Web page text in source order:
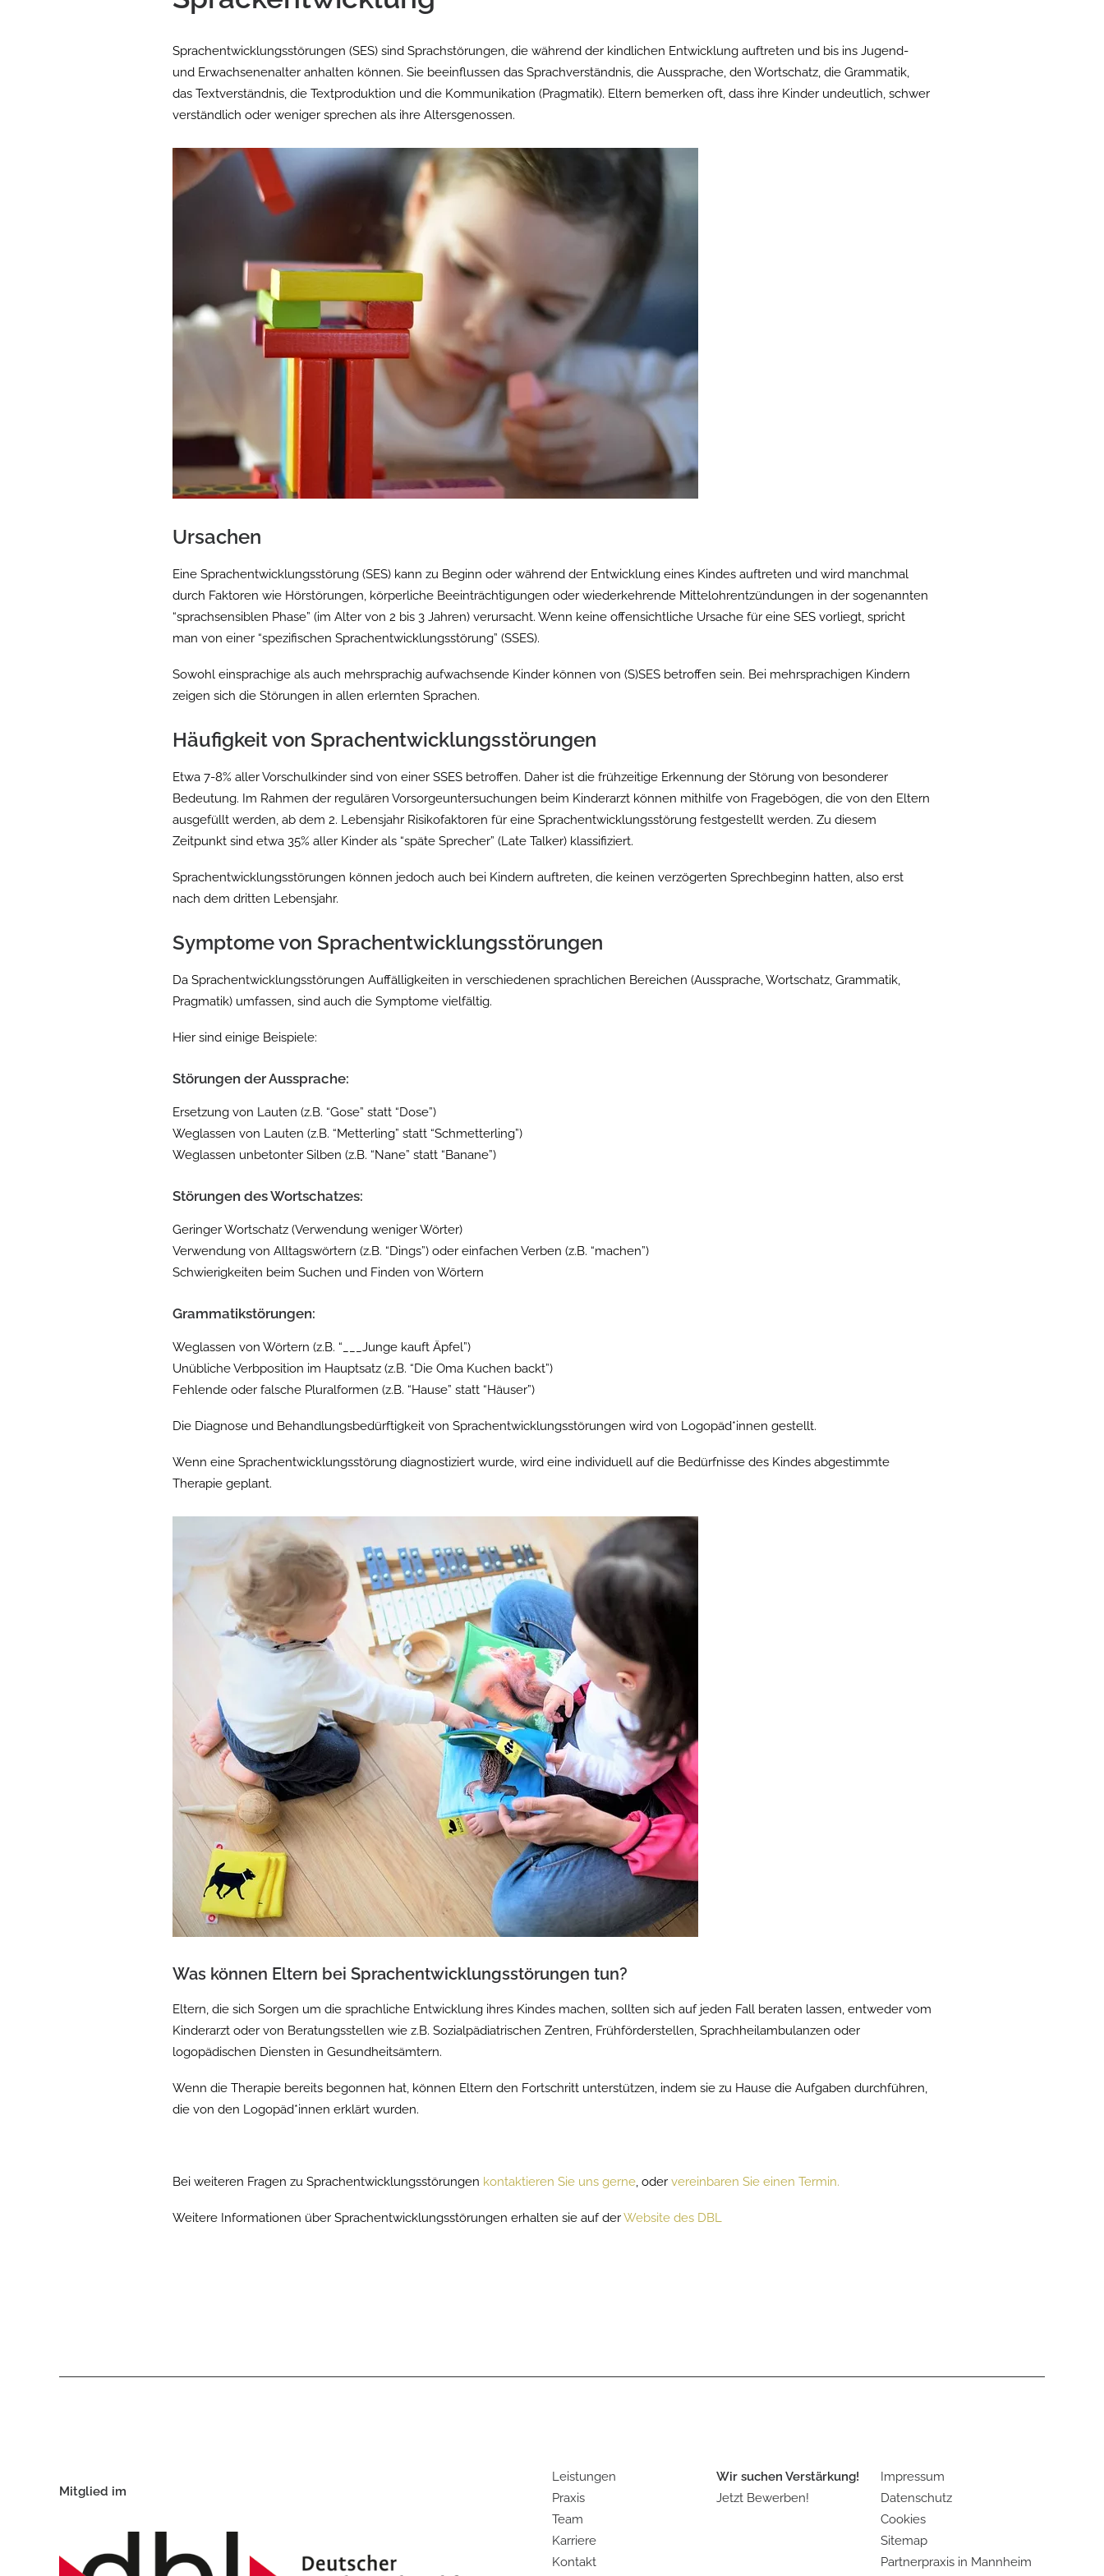
Sprachentwicklungsstörungen (SES) sind Sprachstörungen, die während der kindlichen Entwicklung auftreten und bis ins Jugend-
und Erwachsenenalter anhalten können. Sie beeinflussen das Sprachverständnis, die Aussprache, den Wortschatz, die Grammatik,
das Textverständnis, die Textproduktion und die Kommunikation (Pragmatik). Eltern bemerken oft, dass ihre Kinder undeutlich, schwer
verständlich oder weniger sprechen als ihre Altersgenossen.
Ursachen
Eine Sprachentwicklungsstörung (SES) kann zu Beginn oder während der Entwicklung eines Kindes auftreten und wird manchmal
durch Faktoren wie Hörstörungen, körperliche Beeinträchtigungen oder wiederkehrende Mittelohrentzündungen in der sogenannten
“sprachsensiblen Phase” (im Alter von 2 bis 3 Jahren) verursacht. Wenn keine offensichtliche Ursache für eine SES vorliegt, spricht
man von einer “spezifischen Sprachentwicklungsstörung” (SSES).
Sowohl einsprachige als auch mehrsprachig aufwachsende Kinder können von (S)SES betroffen sein. Bei mehrsprachigen Kindern
zeigen sich die Störungen in allen erlernten Sprachen.
Häufigkeit von Sprachentwicklungsstörungen
Etwa 7-8% aller Vorschulkinder sind von einer SSES betroffen. Daher ist die frühzeitige Erkennung der Störung von besonderer
Bedeutung. Im Rahmen der regulären Vorsorgeuntersuchungen beim Kinderarzt können mithilfe von Fragebögen, die von den Eltern
ausgefüllt werden, ab dem 2. Lebensjahr Risikofaktoren für eine Sprachentwicklungsstörung festgestellt werden. Zu diesem
Zeitpunkt sind etwa 35% aller Kinder als “späte Sprecher” (Late Talker) klassifiziert.
Sprachentwicklungsstörungen können jedoch auch bei Kindern auftreten, die keinen verzögerten Sprechbeginn hatten, also erst
nach dem dritten Lebensjahr.
Symptome von Sprachentwicklungsstörungen
Da Sprachentwicklungsstörungen Auffälligkeiten in verschiedenen sprachlichen Bereichen (Aussprache, Wortschatz, Grammatik,
Pragmatik) umfassen, sind auch die Symptome vielfältig.
Hier sind einige Beispiele:
Störungen der Aussprache:
Ersetzung von Lauten (z.B. “Gose” statt “Dose”)
Weglassen von Lauten (z.B. “Metterling” statt “Schmetterling”)
Weglassen unbetonter Silben (z.B. “Nane” statt “Banane”)
Störungen des Wortschatzes:
Geringer Wortschatz (Verwendung weniger Wörter)
Verwendung von Alltagswörtern (z.B. “Dings”) oder einfachen Verben (z.B. “machen”)
Schwierigkeiten beim Suchen und Finden von Wörtern
Grammatikstörungen:
Weglassen von Wörtern (z.B. “___Junge kauft Äpfel”)
Unübliche Verbposition im Hauptsatz (z.B. “Die Oma Kuchen backt”)
Fehlende oder falsche Pluralformen (z.B. “Hause” statt “Häuser”)
Die Diagnose und Behandlungsbedürftigkeit von Sprachentwicklungsstörungen wird von Logopäd*innen gestellt.
Wenn eine Sprachentwicklungsstörung diagnostiziert wurde, wird eine individuell auf die Bedürfnisse des Kindes abgestimmte
Therapie geplant.
Was können Eltern bei Sprachentwicklungsstörungen tun?
Eltern, die sich Sorgen um die sprachliche Entwicklung ihres Kindes machen, sollten sich auf jeden Fall beraten lassen, entweder vom
Kinderarzt oder von Beratungsstellen wie z.B. Sozialpädiatrischen Zentren, Frühförderstellen, Sprachheilambulanzen oder
logopädischen Diensten in Gesundheitsämtern.
Wenn die Therapie bereits begonnen hat, können Eltern den Fortschritt unterstützen, indem sie zu Hause die Aufgaben durchführen,
die von den Logopäd*innen erklärt wurden.
Bei weiteren Fragen zu Sprachentwicklungsstörungen kontaktieren Sie uns gerne, oder vereinbaren Sie einen Termin.
Weitere Informationen über Sprachentwicklungsstörungen erhalten sie auf derWebsite des DBL
Mitglied im
Leistungen
Praxis
Team
Karriere
Kontakt
Wir suchen Verstärkung!
Jetzt Bewerben!
Impressum
Datenschutz
Cookies
Sitemap
Partnerpraxis in Mannheim